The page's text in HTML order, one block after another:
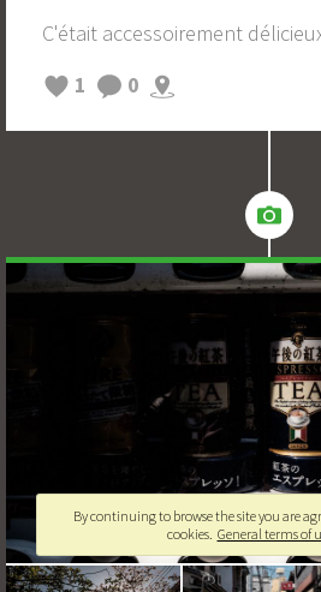
C'était accessoirement
1
0
By continuing to browse the site you are
cookies. General terms of